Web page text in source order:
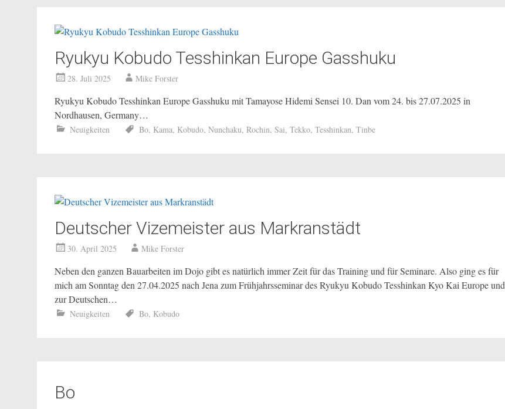
Ryukyu Kobudo Tesshinkan Europe Gasshuku
28. Juli 2025 Mike Forster
Ryukyu Kobudo Tesshinkan Europe Gasshuku mit Tamayose Hidemi Sensei 10. Dan vom 24. bis 27.07.2025 in
Nordhausen, Germany…
Neuigkeiten Bo, Kama, Kobudo, Nunchaku, Rochin, Sai, Tekko, Tesshinkan, Tinbe
Deutscher Vizemeister aus Markranstädt
30. April 2025 Mike Forster
Neben den ganzen Bauarbeiten im Dojo gibt es natürlich immer Zeit für das Training und für Seminare. Also ging es für
mich am Sonntag den 27.04.2025 nach Jena zum Frühjahrsseminar des Ryukyu Kobudo Tesshinkan Kyo Kai Europe und
zur Deutschen…
Neuigkeiten Bo, Kobudo
Bo